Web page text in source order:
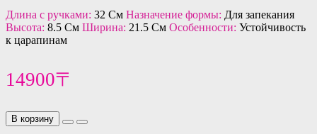
Длина с ручками: 32 См Назначение формы: Для запекания
Высота: 8.5 См Ширина: 21.5 См Особенности: Устойчивость
к царапинам
14900〒
В корзину